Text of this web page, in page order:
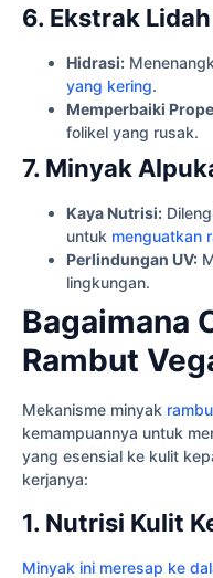
6. Ekstrak
Hidrasi:
yang kering.
Memperbaiki
folikel yang rusak.
7. Minyak
Kaya Nutrisi:
untuk menguatkan
Perlindungan UV:
lingkungan.
Bagaimana
Rambut
Mekanisme minyak
kemampuannya untuk
yang esensial ke kulit
kerjanya:
1. Nutrisi Kulit
Minyak ini meresap ke